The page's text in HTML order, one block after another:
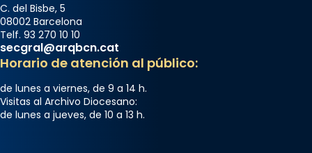
C. del Bisbe, 5
08002 Barcelona
Telf. 93 270 10 10
secgral@arqbcn.cat
Horario de atención al público:
de lunes a viernes, de 9 a 14 h.
Visitas al Archivo Diocesano:
de lunes a jueves, de 10 a 13 h.